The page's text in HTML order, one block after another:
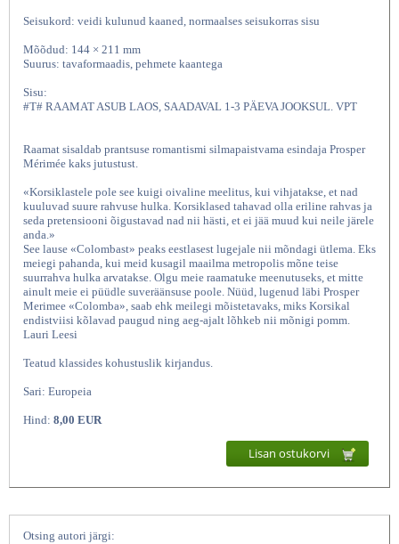
Seisukord: veidi kulunud kaaned, normaalses seisukorras sisu
Mõõdud: 144 × 211 mm
Suurus: tavaformaadis, pehmete kaantega
Sisu:
#T# RAAMAT ASUB LAOS, SAADAVAL 1-3 PÄEVA JOOKSUL. VPT
Raamat sisaldab prantsuse romantismi silmapaistvama esindaja Prosper
Mérimée kaks jutustust.
«Korsiklastele pole see kuigi oivaline meelitus, kui vihjatakse, et nad
kuuluvad suure rahvuse hulka. Korsiklased tahavad olla eriline rahvas ja
seda pretensiooni õigustavad nad nii hästi, et ei jää muud kui neile järele
anda.»
See lause «Colombast» peaks eestlasest lugejale nii mõndagi ütlema. Eks
meiegi pahanda, kui meid kusagil maailma metropolis mõne teise
suurrahva hulka arvatakse. Olgu meie raamatuke meenutuseks, et mitte
ainult meie ei püüdle suveräänsuse poole. Nüüd, lugenud läbi Prosper
Merimee «Colomba», saab ehk meilegi mõistetavaks, miks Korsikal
endistviisi kõlavad paugud ning aeg-ajalt lõhkeb nii mõnigi pomm.
Lauri Leesi
Teatud klassides kohustuslik kirjandus.
Sari: Europeia
Hind: 8,00 EUR
Lisan ostukorvi
Otsing autori järgi: